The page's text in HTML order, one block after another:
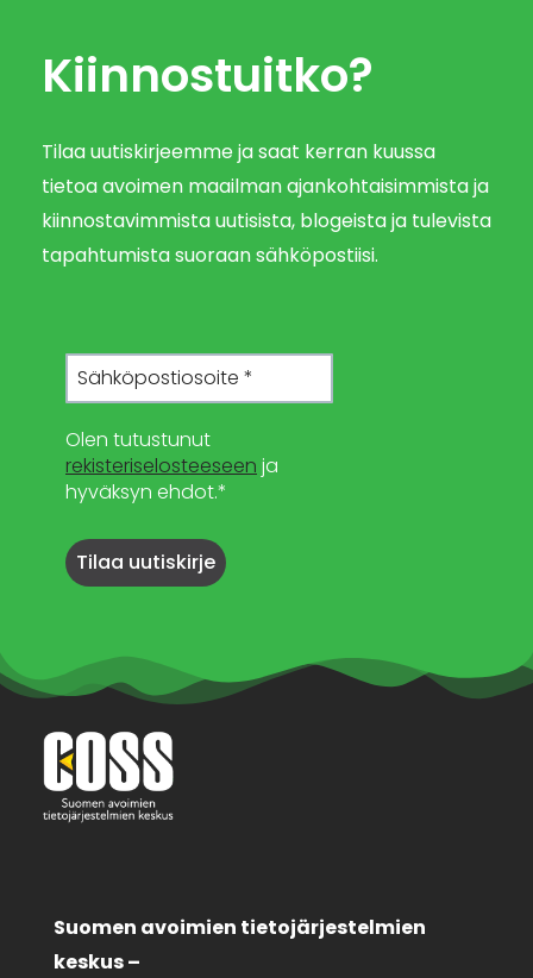
Kiinnostuitko?
Tilaa uutiskirjeemme ja saat kerran kuussa
tietoa avoimen maailman ajankohtaisimmista ja
kiinnostavimmista uutisista, blogeista ja tulevista
tapahtumista suoraan sähköpostiisi.
Olen tutustunut
rekisteriselosteeseen ja
hyväksyn ehdot.*
Suomen avoimien tietojärjestelmien
keskus –